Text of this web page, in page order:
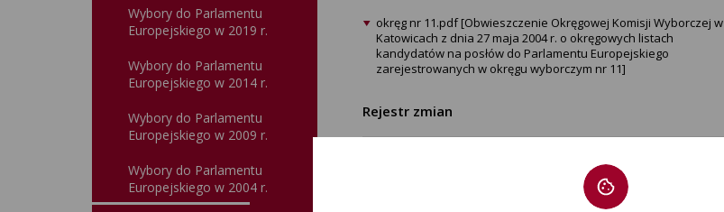
Wybory do Parlamentu
Europejskiego w 2019 r.
Wybory do Parlamentu
Europejskiego w 2014 r.
Wybory do Parlamentu
Europejskiego w 2009 r.
Wybory do Parlamentu
Europejskiego w 2004 r.
okręg nr 11.pdf [Obwieszczenie Okręgowej Komisji Wyborczej w
Katowicach z dnia 27 maja 2004 r. o okręgowych listach
kandydatów na posłów do Parlamentu Europejskiego
zarejestrowanych w okręgu wyborczym nr 11]
Rejestr zmian